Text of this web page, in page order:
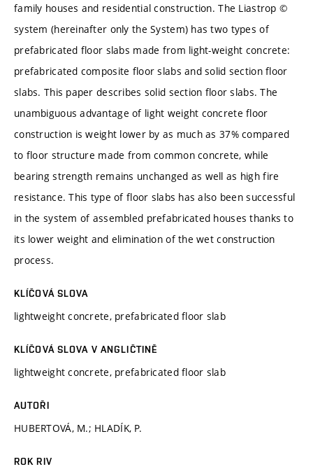
family houses and residential construction. The Liastrop ©
system (hereinafter only the System) has two types of
prefabricated floor slabs made from light-weight concrete:
prefabricated composite floor slabs and solid section floor
slabs. This paper describes solid section floor slabs. The
unambiguous advantage of light weight concrete floor
construction is weight lower by as much as 37% compared
to floor structure made from common concrete, while
bearing strength remains unchanged as well as high fire
resistance. This type of floor slabs has also been successful
in the system of assembled prefabricated houses thanks to
its lower weight and elimination of the wet construction
process.
KLÍČOVÁ SLOVA
lightweight concrete, prefabricated floor slab
KLÍČOVÁ SLOVA V ANGLIČTINĚ
lightweight concrete, prefabricated floor slab
AUTOŘI
HUBERTOVÁ, M.; HLADÍK, P.
ROK RIV